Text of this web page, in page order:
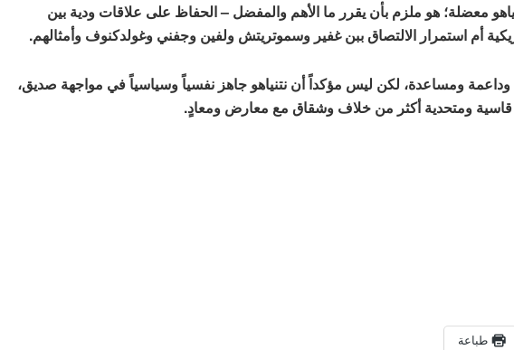
معضلة؛ هو ملزم بأن يقرر ما الأهم والمفضل – الحفاظ على علاقات ودية بين
أم استمرار الالتصاق ببن غفير وسموتريتش ولفين وجفني وغولدكنوف وأمثالهم.
وداعمة ومساعدة، لكن ليس مؤكداً أن نتنياهو جاهز نفسياً وسياسياً في مواجهة صديق،
ومتحدية أكثر من خلاف وشقاق مع معارض ومعادٍ.
طباعة